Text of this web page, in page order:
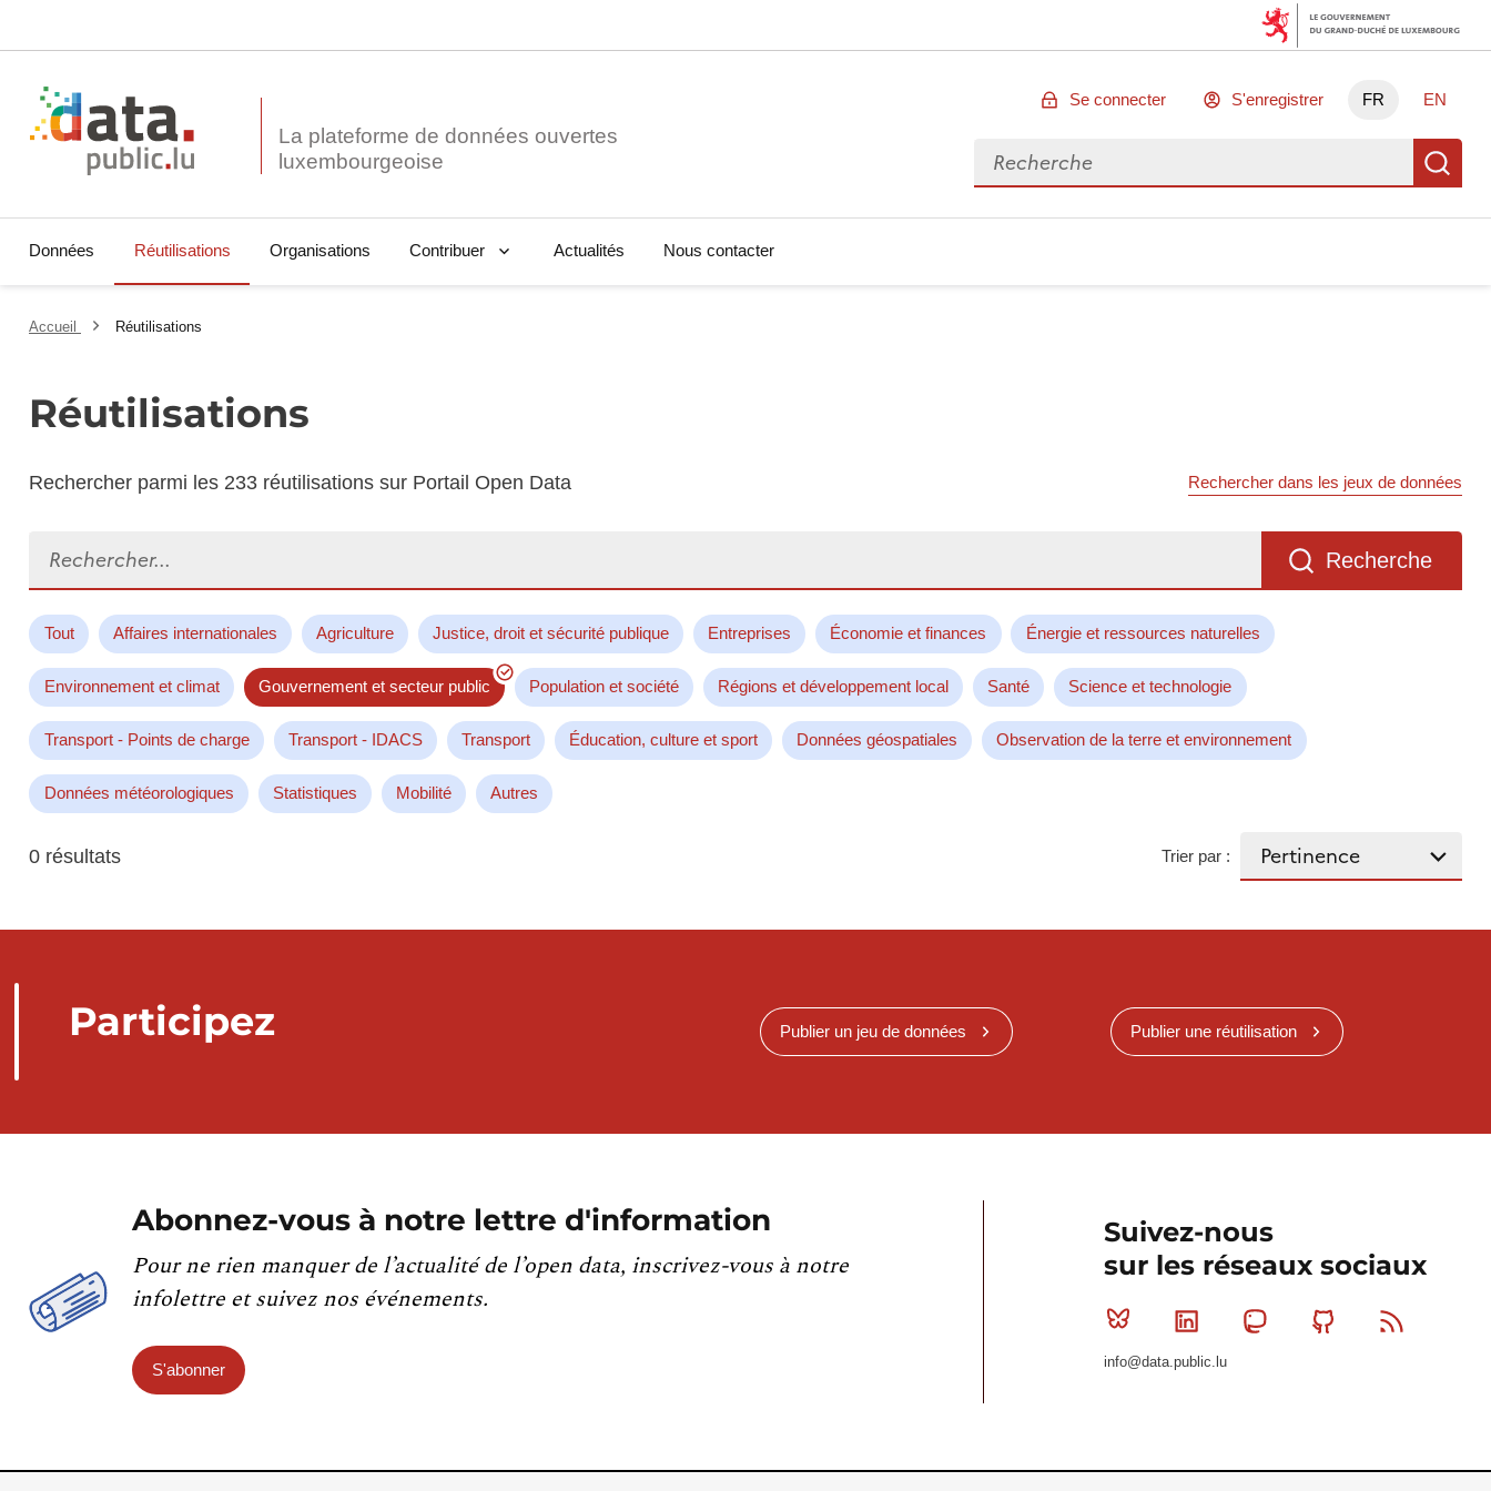
La plateforme de données ouvertes
Se connecter S'enregistrer FR EN
Rechercher des données
Données Réutilisations Organisations Contribuer Actualités Nous contacter
Accueil Réutilisations
Réutilisations
Rechercher parmi les 233 réutilisations sur Portail Open Data Rechercher dans les jeux de données
Recherche
Tout Affaires internationales Agriculture Justice, droit et sécurité publique Entreprises Économie et finances Énergie et ressources naturelles
Environnement et climat Gouvernement et secteur public Population et société Régions et développement local Santé Science et technologie
Transport - Points de charge Transport - IDACS Transport Éducation, culture et sport Données géospatiales Observation de la terre et environnement
Données météorologiques Statistiques Mobilité Autres
0 résultats Trier par :
Participez Publier un jeu de données Publier une réutilisation
Abonnez-vous à notre lettre d'information
Pour ne rien manquer de l’actualité de l’open data, inscrivez-vous à notre
infolettre et suivez nos événements.
S'abonner
Suivez-nous
sur les réseaux sociaux
Bluesky Linkedin MastodonGithub
info@data.public.lu